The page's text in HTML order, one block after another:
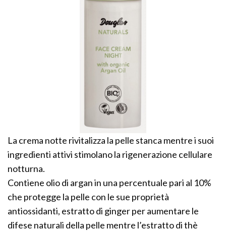
La crema notte rivitalizza la pelle stanca mentre i suoi
ingredienti attivi stimolano la rigenerazione cellulare
notturna.
Contiene olio di argan in una percentuale pari al 10%
che protegge la pelle con le sue proprietà
antiossidanti, estratto di ginger per aumentare le
difese naturali della pelle mentre l’estratto di thè